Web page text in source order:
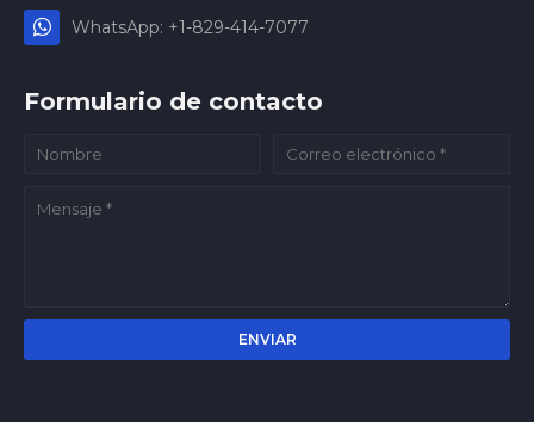
WhatsApp: +1-829-414-7077
Formulario de contacto